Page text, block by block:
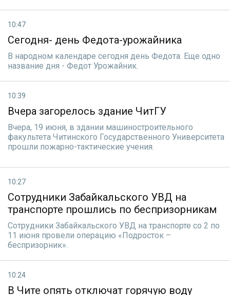
10:47
Сегодня- день Федота-урожайника
В народном календаре сегодня день Федота. Еще одно
название дня - Федот Урожайник.
10:39
Вчера загорелось здание ЧитГУ
Вчера, 19 июня, в здании машиностроительного
факультета Читинского Государственного Университета
прошли пожарно-тактические учения.
10:27
Сотрудники Забайкальского УВД на
транспорте прошлись по беспризорникам
Сотрудники Забайкальского УВД на транспорте со 2 по
11 июня провели операцию «Подросток –
беспризорник».
10:24
В Чите опять отключат горячую воду